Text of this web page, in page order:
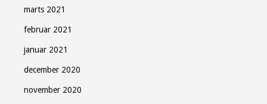
marts 2021
februar 2021
januar 2021
december 2020
november 2020